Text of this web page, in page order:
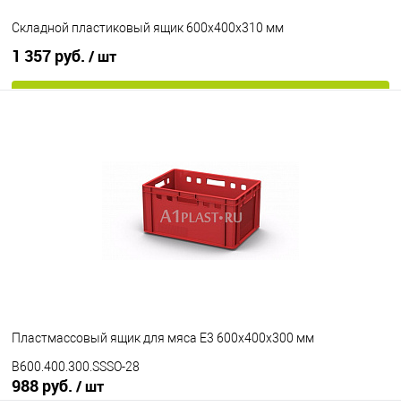
Складной пластиковый ящик 600х400х310 мм
1 357 руб. / шт
Пластмассовый ящик для мяса Е3 600х400х300 мм
B600.400.300.SSSO-28
988 руб. / шт